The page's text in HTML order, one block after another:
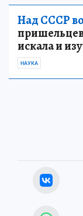
Над СССР
искала и
НАУКА